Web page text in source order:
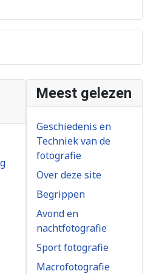
Meest gelezen
Geschiedenis en
Techniek van de
fotografie
Over deze site
Begrippen
Avond en
nachtfotografie
Sport fotografie
Macrofotografie